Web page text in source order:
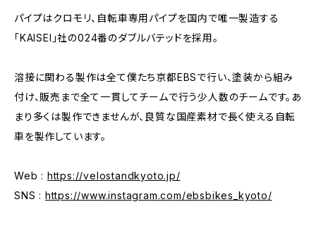
パイプはクロモリ、自転車専用パイプを国内で唯一製造する
「KAISEI」社の024番のダブルバテッドを採用。
溶接に関わる製作は全て僕たち京都EBSで行い、塗装から組み
付け、販売まで全て一貫してチームで行う少人数のチームです。あ
まり多くは製作できませんが、良質な国産素材で長く使える自転
車を製作しています。
Web : https://velostandkyoto.jp/
SNS : https://www.instagram.com/ebsbikes_kyoto/